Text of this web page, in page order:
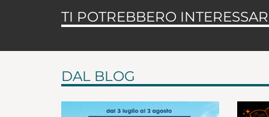
TI POTREBBERO
DAL BLOG